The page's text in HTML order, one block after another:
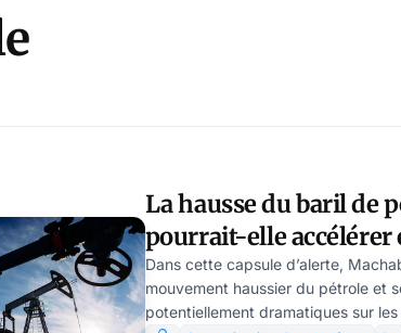
La hausse du baril de
pourrait-elle accélérer
un « scénario argentin
Dans cette capsule d’alerte,
mouvement haussier du pétrole et
potentiellement dramatiques sur